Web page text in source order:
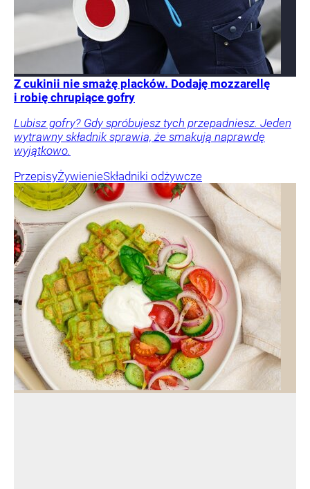
Z cukinii nie smażę placków. Dodaję mozzarellę
i robię chrupiące gofry
Lubisz gofry? Gdy spróbujesz tych przepadniesz. Jeden
wytrawny składnik sprawia, że smakują naprawdę
wyjątkowo.
PrzepisyŻywienieSkładniki odżywcze